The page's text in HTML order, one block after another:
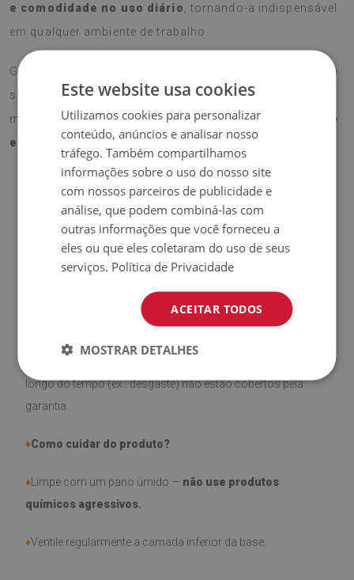
e comodidade no uso diário
, tornando-a indispensável
em qualquer ambiente de trabalho.
Graças ao seu formato funcional, protege eficazmente a
superfície da secretária contra riscos e desgaste, ao
mesmo tempo que acrescentaum toque profissional e
eleganteao espaço.
Material:Vinil revestido com malha PES.
Espessura:1,6 mm.
fácil de limpar,resistente a manchas e à água.
longo do tempo (ex.: desgaste) não estão cobertos pela
garantia.
♦Como cuidar do produto?
♦ Limpe com um pano úmido — não use produtos
químicos agressivos.
♦Ventile regularmente a camada inferior da base.
Este website usa cookies
Utilizamos cookies para personalizar
conteúdo, anúncios e analisar nosso
tráfego. Também compartilhamos
informações sobre o uso do nosso site
com nossos parceiros de publicidade e
análise, que podem combiná-las com
outras informações que você forneceu a
eles ou que eles coletaram do uso de seus
serviços. Política de Privacidade
ACEITAR TODOS
MOSTRAR DETALHES